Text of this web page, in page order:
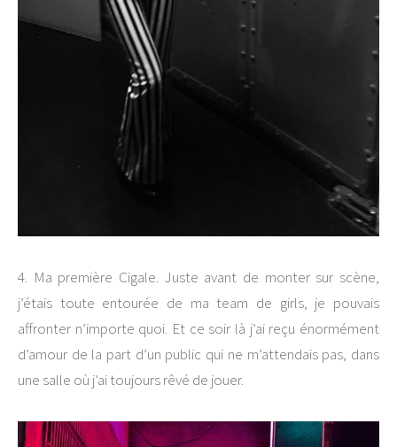
4. Ma première Cigale. Juste avant de monter sur scène,
j’étais toute entourée de ma team de girls, je pouvais
affronter n’importe quoi. Et ce soir là j’ai reçu énormément
d’amour de la part d’un public qui ne m’attendais pas, dans
une salle où j’ai toujours rêvé de jouer.